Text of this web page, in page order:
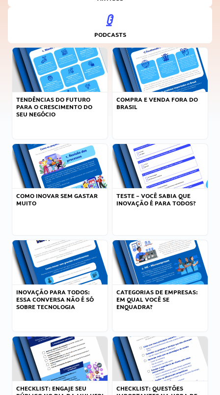
PODCASTS
TENDÊNCIAS DO FUTURO
PARA O CRESCIMENTO DO
SEU NEGÓCIO
COMPRA E VENDA FORA DO
BRASIL
COMO INOVAR SEM GASTAR
MUITO
TESTE – VOCÊ SABIA QUE
INOVAÇÃO É PARA TODOS?
INOVAÇÃO PARA TODOS:
ESSA CONVERSA NÃO É SÓ
SOBRE TECNOLOGIA
CATEGORIAS DE EMPRESAS:
EM QUAL VOCÊ SE
ENQUADRA?
CHECKLIST: ENGAJE SEU
CHECKLIST: QUESTÕES